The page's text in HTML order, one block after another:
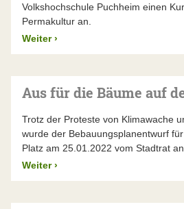
Volkshochschule Puchheim einen
Permakultur an.
Weiter ›
Aus für die Bäume auf
Trotz der Proteste von Klimawache
wurde der Bebauungsplanentwurf
Platz am 25.01.2022 vom Stadtrat
Weiter ›